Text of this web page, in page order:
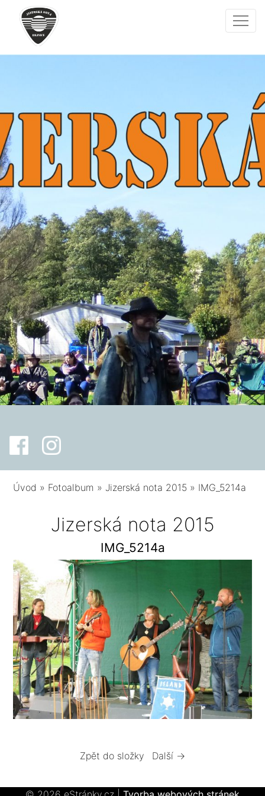
Úvod » Fotoalbum » Jizerská nota 2015 » IMG_5214a
Jizerská nota 2015
IMG_5214a
Zpět do složky Další →